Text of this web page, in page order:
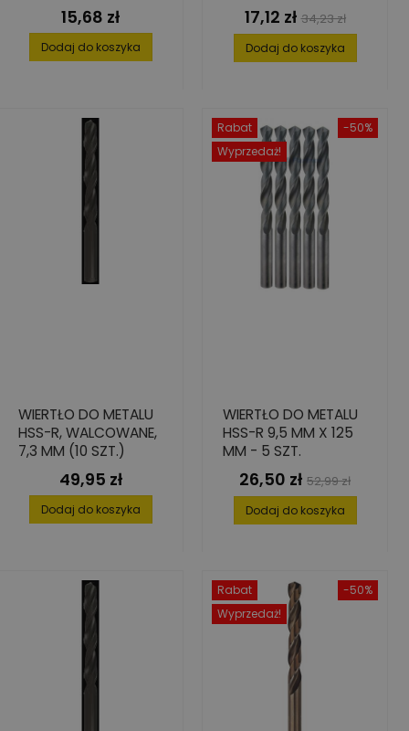
Cena
15,68 zł
Dodaj do koszyka
Cena
17,12 zł Cena
podstawowa
34,23 zł
Dodaj do koszyka
WIERTŁO DO METALU
HSS-R, WALCOWANE,
7,3 MM (10 SZT.)
Cena
49,95 zł
Dodaj do koszyka
-50%
Rabat
Wyprzedaż!
WIERTŁO DO METALU
HSS-R 9,5 MM X 125
MM - 5 SZT.
Cena
26,50 zł Cena
podstawowa
52,99 zł
Dodaj do koszyka
-50%
Rabat
Wyprzedaż!